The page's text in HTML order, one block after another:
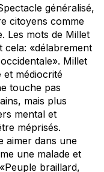
généralisé,
citoyens comme
Les mots de Millet
«délabrement
Millet
et médiocrité
touche pas
mais plus
mental et
méprisés.
aimer dans une
une malade et
braillard,